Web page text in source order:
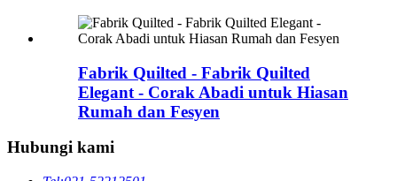
Fabrik Quilted - Fabrik Quilted
Elegant - Corak Abadi untuk Hiasan
Rumah dan Fesyen
Hubungi kami